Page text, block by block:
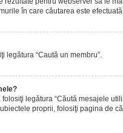
în care căutarea este
legătura “Caută un membru”.
legătura “Căută mesajele
proprii, folosiţi pagina de